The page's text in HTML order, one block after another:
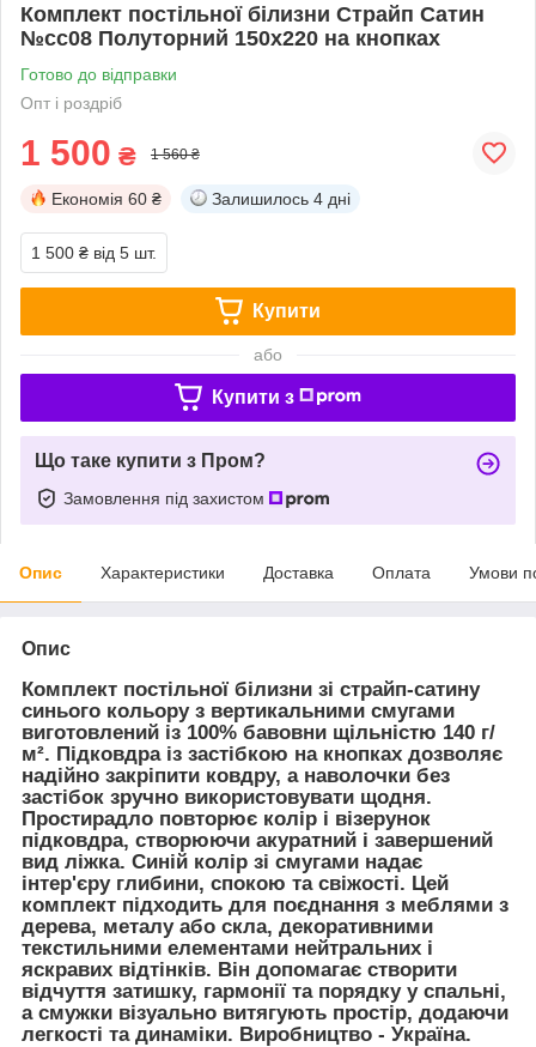
Комплект постільної білизни Страйп Сатин
№сс08 Полуторний 150х220 на кнопках
Готово до відправки
Опт і роздріб
1 500 ₴ 1 560 ₴
Економія 60 ₴ Залишилось 4 дні
1 500 ₴ від 5 шт.
Купити
або
Купити з
Що таке купити з Пром?
Замовлення під захистом
Опис Характеристики Доставка Оплата Умови
Опис
Комплект постільної білизни зі страйп-сатину
синього кольору з вертикальними смугами
виготовлений із 100% бавовни щільністю 140 г/
м². Підковдра із застібкою на кнопках дозволяє
надійно закріпити ковдру, а наволочки без
застібок зручно використовувати щодня.
Простирадло повторює колір і візерунок
підковдра, створюючи акуратний і завершений
вид ліжка. Синій колір зі смугами надає
інтер'єру глибини, спокою та свіжості. Цей
комплект підходить для поєднання з меблями з
дерева, металу або скла, декоративними
текстильними елементами нейтральних і
яскравих відтінків. Він допомагає створити
відчуття затишку, гармонії та порядку у спальні,
а смужки візуально витягують простір, додаючи
легкості та динаміки. Виробництво - Україна.